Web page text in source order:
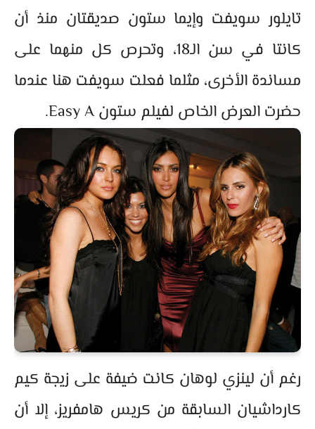
تايلور سويفت وإيما ستون صديقتان منذ أن
كانتا في سن الـ18، وتحرص كل منهما على
مساندة الأخرى، مثلما فعلت سويفت هنا عندما
حضرت العرض الخاص لفيلم ستون Easy A.
رغم أن لينزي لوهان كانت ضيفة على زيجة كيم
كارداشيان السابقة من كريس هامفريز، إلا أن